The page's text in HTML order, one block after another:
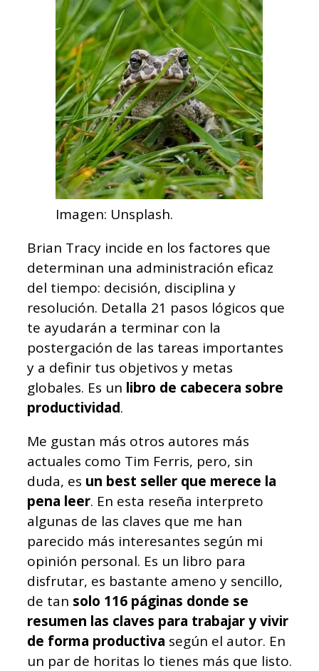
Imagen: Unsplash.
Brian Tracy incide en los factores que
determinan una administración eficaz
del tiempo: decisión, disciplina y
resolución. Detalla 21 pasos lógicos que
te ayudarán a terminar con la
postergación de las tareas importantes
y a definir tus objetivos y metas
globales. Es un libro de cabecera sobre
productividad.
Me gustan más otros autores más
actuales como Tim Ferris, pero, sin
duda, es un best seller que merece la
pena leer. En esta reseña interpreto
algunas de las claves que me han
parecido más interesantes según mi
opinión personal. Es un libro para
disfrutar, es bastante ameno y sencillo,
de tan solo 116 páginas donde se
resumen las claves para trabajar y vivir
de forma productiva según el autor. En
un par de horitas lo tienes más que listo.